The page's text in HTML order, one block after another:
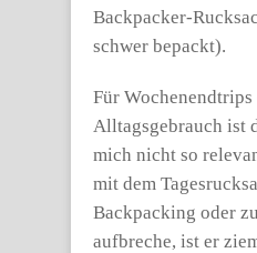
Backpacker-
schwer bepackt).
Für Wochenendtrips
Alltagsgebrauch ist
mich nicht so
mit dem
Backpacking oder
aufbreche, ist er